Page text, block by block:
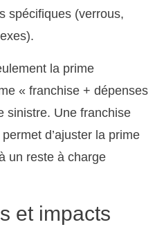
spécifiques (verrous,
la prime
« franchise + dépenses
sinistre. Une franchise
d’ajuster la prime
un reste à charge
et impacts